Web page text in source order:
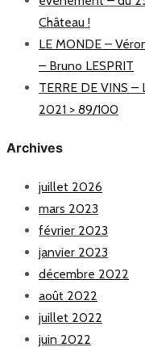
Château !
LE MONDE –
– Bruno LESPRIT
TERRE DE VINS
2021 > 89/100
Archives
juillet 2026
mars 2023
février 2023
janvier 2023
décembre 2022
août 2022
juillet 2022
juin 2022